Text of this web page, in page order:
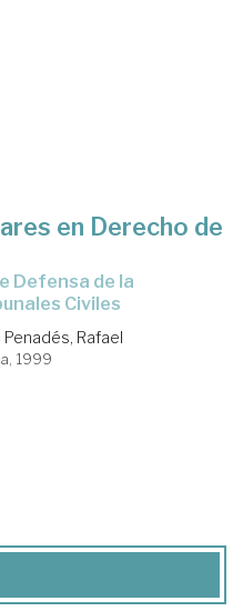
en Derecho de
Civiles
Penadés, Rafael
1999